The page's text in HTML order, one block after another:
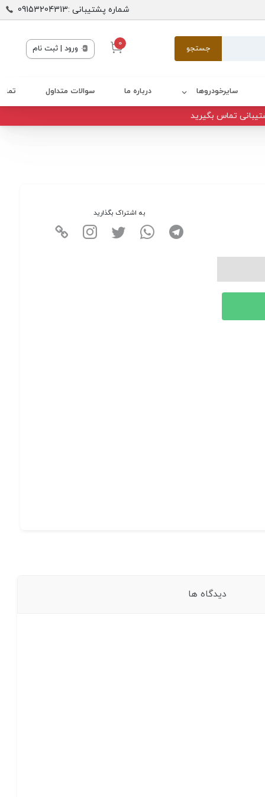
شماره پشتیبانی :09153204313
جستجو 0 ورود | ثبت نام
سایرخودروها درباره ما سوالات متداول
تماس بگیرید
به اشتراک بگذارید
دیدگاه ها